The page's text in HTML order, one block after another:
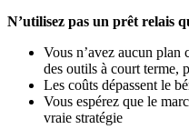
N’utilisez pas un prêt relais
Vous n’avez aucun
des outils à court terme,
Les coûts dépassent le
Vous espérez que le
vraie stratégie